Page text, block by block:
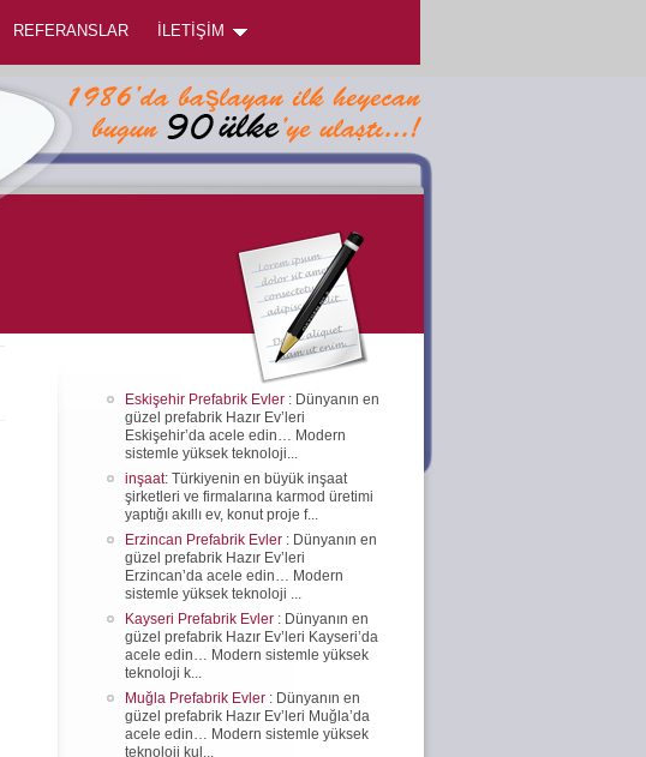
REFERANSLAR İLETİŞİM
Eskişehir Prefabrik Evler : Dünyanın en
güzel prefabrik Hazır Ev’leri
Eskişehir’da acele edin… Modern
sistemle yüksek teknoloji...
inşaat: Türkiyenin en büyük inşaat
şirketleri ve firmalarına karmod üretimi
yaptığı akıllı ev, konut proje f...
Erzincan Prefabrik Evler : Dünyanın en
güzel prefabrik Hazır Ev’leri
Erzincan’da acele edin… Modern
sistemle yüksek teknoloji ...
Kayseri Prefabrik Evler : Dünyanın en
güzel prefabrik Hazır Ev’leri Kayseri’da
acele edin… Modern sistemle yüksek
teknoloji k...
Muğla Prefabrik Evler : Dünyanın en
güzel prefabrik Hazır Ev’leri Muğla’da
acele edin… Modern sistemle yüksek
teknoloji kul...